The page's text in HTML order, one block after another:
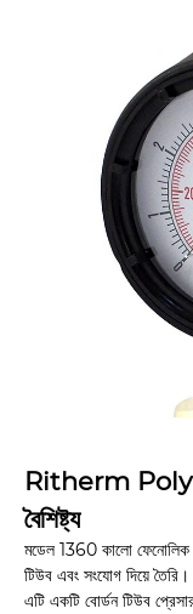
Ritherm
বৈশিষ্ট্য
মডেল 1360 কালো ফেনোলিক
টিউব এবং সংযোগ দিয়ে
এটি একটি বোর্ডন টিউব